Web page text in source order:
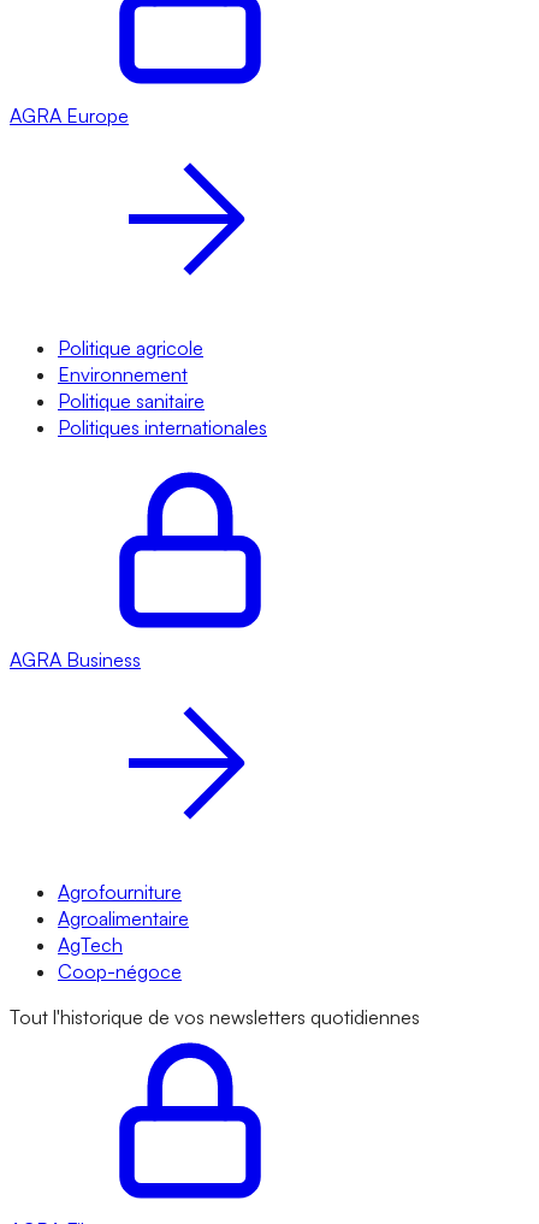
AGRA Europe
Politique agricole
Environnement
Politique sanitaire
Politiques internationales
AGRA Business
Agrofourniture
Agroalimentaire
AgTech
Coop-négoce
Tout l'historique de vos newsletters quotidiennes